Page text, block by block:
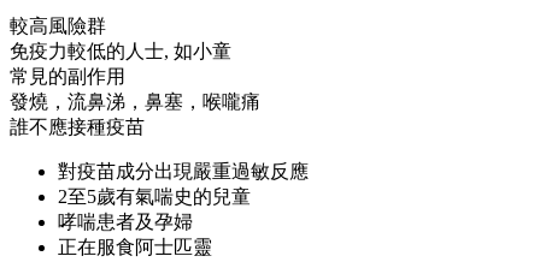
較高風險群
免疫力較低的人士, 如小童
常見的副作用
發燒，流鼻涕，鼻塞，喉嚨痛
誰不應接種疫苗
對疫苗成分出現嚴重過敏反應
2至5歲有氣喘史的兒童
哮喘患者及孕婦
正在服食阿士匹靈